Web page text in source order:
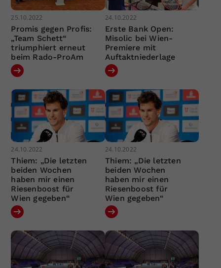
25.10.2022
Promis gegen Profis:
„Team Schett“
triumphiert erneut
beim Rado-ProAm
24.10.2022
Erste Bank Open:
Misolic bei Wien-
Premiere mit
Auftaktniederlage
24.10.2022
Thiem: „Die letzten
beiden Wochen
haben mir einen
Riesenboost für
Wien gegeben“
24.10.2022
Thiem: „Die letzten
beiden Wochen
haben mir einen
Riesenboost für
Wien gegeben“